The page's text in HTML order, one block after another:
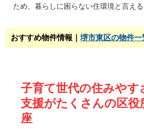
ため、暮らしに困らない住環境と言える
おすすめ物件情報｜ 堺市東区の物件一
子育て世代の住みやす
支援がたくさんの区役
座